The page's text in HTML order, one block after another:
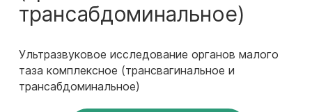
трансабдоминальное)
Ультразвуковое исследование органов малого
таза комплексное (трансвагинальное и
трансабдоминальное)